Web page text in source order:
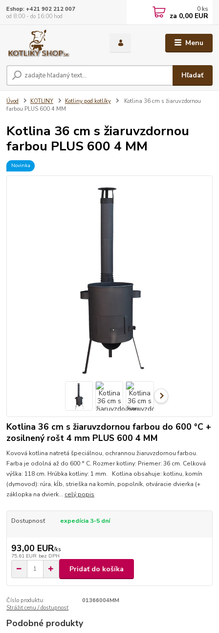
Menu
Hľadať
Eshop: +421 902 212 007
od 8:00 - do 16:00 hod
0 ks
za 0,00 EUR
Úvod KOTLINY Kotliny pod kotlíky
Kotlina 36 cm s žiaruvzdornou
farbou PLUS 600 4 MM
Kotlina 36 cm s žiaruvzdornou
farbou PLUS 600 4 MM
Novinka
Kotlina 36 cm s žiaruvzdornou farbou do 600 °C +
zosilnený rošt 4 mm PLUS 600 4 MM
Kovová kotlina natretá špeciálnou, ochrannou žiaruvzdornou farbou.
Farba je odolná až do 600 ° C. Rozmer kotliny: Priemer: 36 cm. Celková
výška: 118 cm. Hrúbka kotliny: 1 mm. Kotlina obsahuje: kotlinu, komín
(dymovod): rúra, kĺb, strieška na komín, popolník, otváracie dvierka (+
záklopka na dvierk... celý popis
Dostupnosť expedícia 3-5 dní
93,00 EUR/ks
75,61 EUR bez DPH
Pridať do košíka
Číslo produktu:
01366004MM
Strážiť cenu / dostupnosť
Podobné produkty